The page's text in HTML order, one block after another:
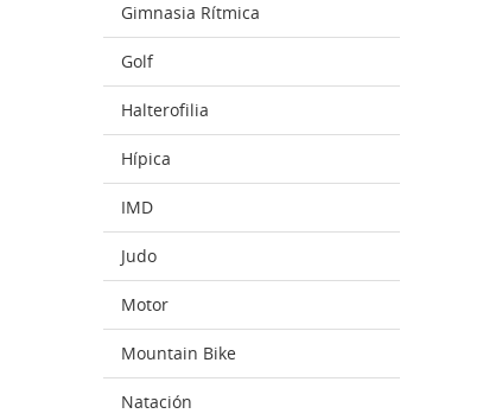
Gimnasia Rítmica
Golf
Halterofilia
Hípica
IMD
Judo
Motor
Mountain Bike
Natación